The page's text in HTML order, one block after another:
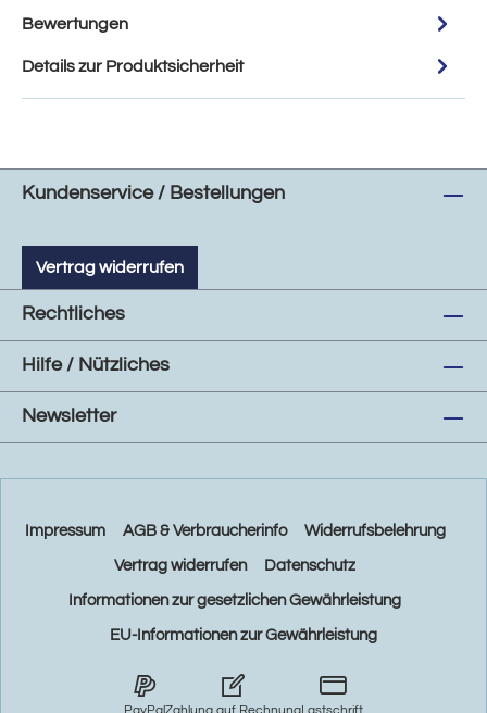
Bewertungen
Details zur Produktsicherheit
Kundenservice / Bestellungen
Vertrag widerrufen
Rechtliches
Hilfe / Nützliches
Newsletter
Impressum AGB & Verbraucherinfo Widerrufsbelehrung
Vertrag widerrufen Datenschutz
Informationen zur gesetzlichen Gewährleistung
EU-Informationen zur Gewährleistung